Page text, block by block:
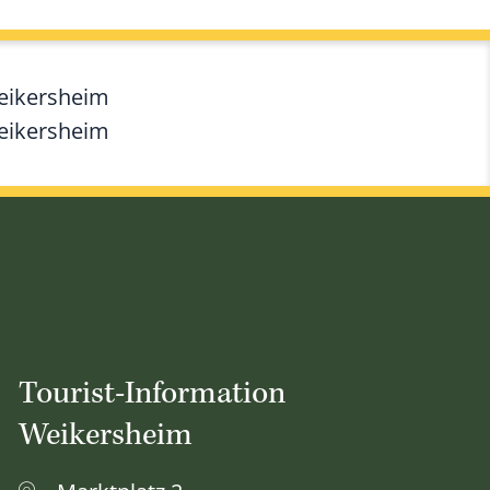
Tourist-Information
Weikersheim